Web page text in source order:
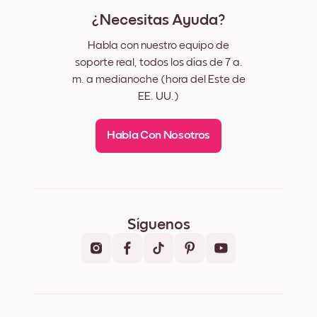
¿Necesitas Ayuda?
Habla con nuestro equipo de
soporte real, todos los días de 7 a.
m. a medianoche (hora del Este de
EE. UU.)
Habla Con Nosotros
Síguenos